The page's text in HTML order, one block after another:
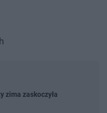
zima zaskoczyła